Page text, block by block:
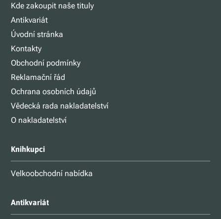
Kde zakoupit naše tituly
Antikvariát
Úvodní stránka
Kontakty
Obchodní podmínky
Reklamační řád
Ochrana osobních údajů
Vědecká rada nakladatelství
O nakladatelství
Knihkupci
Velkoobchodní nabídka
Antikvariát